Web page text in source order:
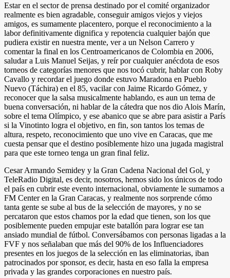
Estar en el sector de prensa destinado por el comité organizador
realmente es bien agradable, conseguir amigos viejos y viejos
amigos, es sumamente placentero, porque el reconocimiento a la
labor definitivamente dignifica y repotencia cualquier bajón que
pudiera existir en nuestra mente, ver a un Nelson Carrero y
comentar la final en los Centroamericanos de Colombia en 2006,
saludar a Luis Manuel Seijas, y reír por cualquier anécdota de esos
torneos de categorías menores que nos tocó cubrir, hablar con Roby
Cavallo y recordar el juego donde estuvo Maradona en Pueblo
Nuevo (Táchira) en el 85, vacilar con Jaime Ricardo Gómez, y
reconocer que la salsa musicalmente hablando, es aun un tema de
buena conversación, ni hablar de la cátedra que nos dio Alois Marín,
sobre el tema Olímpico, y ese abanico que se abre para asistir a París
si la Vinotinto logra el objetivo, en fin, son tantos los temas de
altura, respeto, reconocimiento que uno vive en Caracas, que me
cuesta pensar que el destino posiblemente hizo una jugada magistral
para que este torneo tenga un gran final feliz.
Cesar Armando Semidey y la Gran Cadena Nacional del Gol, y
TeleRadio Digital, es decir, nosotros, hemos sido los únicos de todo
el país en cubrir este evento internacional, obviamente le sumamos a
FM Center en la Gran Caracas, y realmente nos sorprende cómo
tanta gente se sube al bus de la selección de mayores, y no se
percataron que estos chamos por la edad que tienen, son los que
posiblemente pueden empujar este batallón para lograr ese tan
ansiado mundial de fútbol. Conversábamos con personas ligadas a la
FVF y nos señalaban que más del 90% de los Influenciadores
presentes en los juegos de la selección en las eliminatorias, iban
patrocinados por sponsor, es decir, hasta en eso falla la empresa
privada y las grandes corporaciones en nuestro país.